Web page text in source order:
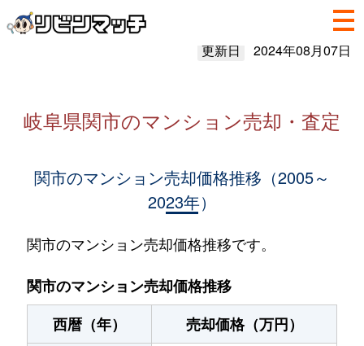
更新日 2024年08月07日
岐阜県関市のマンション売却・査定
関市のマンション売却価格推移（2005～
2023年）
関市のマンション売却価格推移です。
関市のマンション売却価格推移
西暦（年）
売却価格（万円）